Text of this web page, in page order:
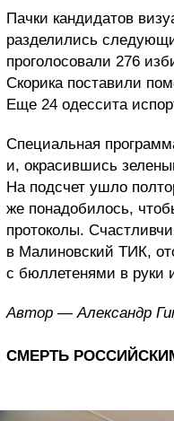
Пачки кандидатов
разделились
проголосовали 276
Скорика поставили
Еще 24 одессита
Специальная
и, окрасившись
На подсчет ушло
же понадобилось,
протоколы.
в Малиновский ТИК,
с бюллетенями в руки
Автор — Александр
СМЕРТЬ